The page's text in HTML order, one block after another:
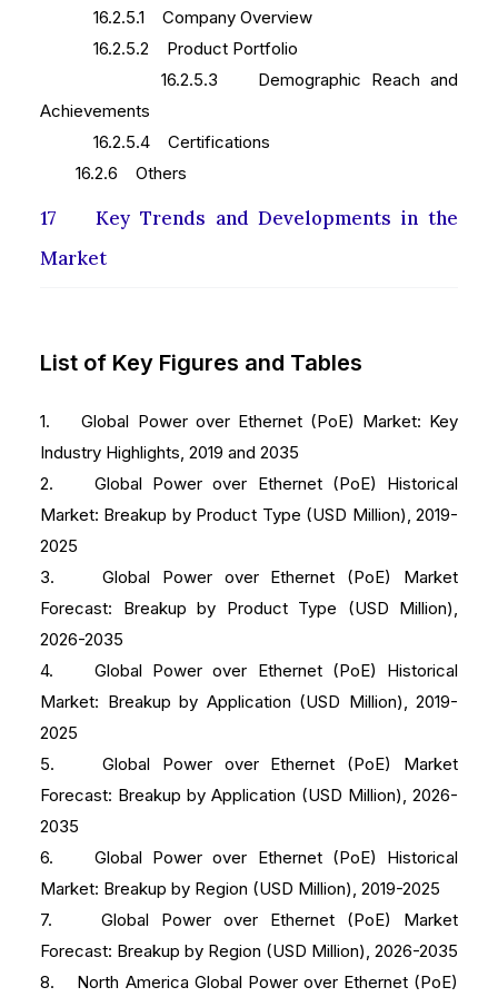
16.2.5.1 Company Overview
16.2.5.2 Product Portfolio
16.2.5.3 Demographic Reach and
Achievements
16.2.5.4 Certifications
16.2.6 Others
17 Key Trends and Developments in the
Market
List of Key Figures and Tables
1. Global Power over Ethernet (PoE) Market: Key
Industry Highlights, 2019 and 2035
2. Global Power over Ethernet (PoE) Historical
Market: Breakup by Product Type (USD Million), 2019-
2025
3. Global Power over Ethernet (PoE) Market
Forecast: Breakup by Product Type (USD Million),
2026-2035
4. Global Power over Ethernet (PoE) Historical
Market: Breakup by Application (USD Million), 2019-
2025
5. Global Power over Ethernet (PoE) Market
Forecast: Breakup by Application (USD Million), 2026-
2035
6. Global Power over Ethernet (PoE) Historical
Market: Breakup by Region (USD Million), 2019-2025
7. Global Power over Ethernet (PoE) Market
Forecast: Breakup by Region (USD Million), 2026-2035
8. North America Global Power over Ethernet (PoE)